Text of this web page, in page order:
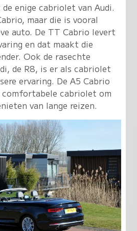
enige cabriolet van Audi.
maar die is vooral
auto. De TT Cabrio levert
en dat maakt die
Ook de rasechte
de R8, is er als cabriolet
ervaring. De A5 Cabrio
comfortabele cabriolet om
van lange reizen.